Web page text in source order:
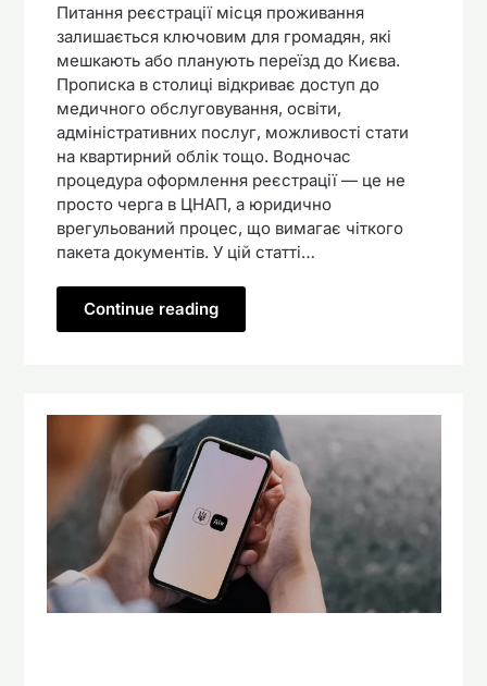
Питання реєстрації місця проживання
залишається ключовим для громадян, які
мешкають або планують переїзд до Києва.
Прописка в столиці відкриває доступ до
медичного обслуговування, освіти,
адміністративних послуг, можливості стати
на квартирний облік тощо. Водночас
процедура оформлення реєстрації — це не
просто черга в ЦНАП, а юридично
врегульований процес, що вимагає чіткого
пакета документів. У цій статті…
Continue reading